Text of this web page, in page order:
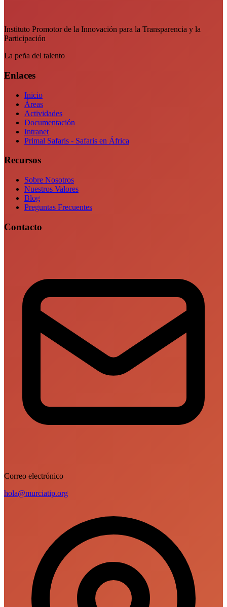
Instituto Promotor de la Innovación para la Transparencia y la
Participación
La peña del talento
Enlaces
Inicio
Áreas
Actividades
Documentación
Intranet
Primal Safaris - Safaris en África
Recursos
Sobre Nosotros
Nuestros Valores
Blog
Preguntas Frecuentes
Contacto
Correo electrónico
hola@murciatip.org